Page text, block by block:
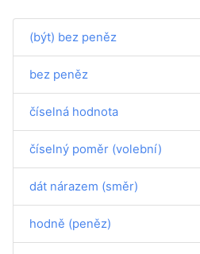
(být) bez peněz
bez peněz
číselná hodnota
číselný poměr (volební)
dát nárazem (směr)
hodně (peněz)